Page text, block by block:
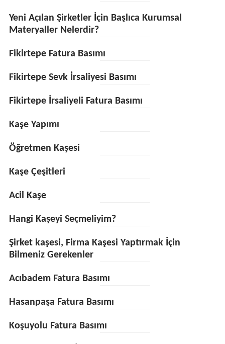
Yeni Açılan Şirketler İçin Başlıca Kurumsal
Materyaller Nelerdir?
Fikirtepe Fatura Basımı
Fikirtepe Sevk İrsaliyesi Basımı
Fikirtepe İrsaliyeli Fatura Basımı
Kaşe Yapımı
Öğretmen Kaşesi
Kaşe Çeşitleri
Acil Kaşe
Hangi Kaşeyi Seçmeliyim?
Şirket kaşesi, Firma Kaşesi Yaptırmak İçin
Bilmeniz Gerekenler
Acıbadem Fatura Basımı
Hasanpaşa Fatura Basımı
Koşuyolu Fatura Basımı